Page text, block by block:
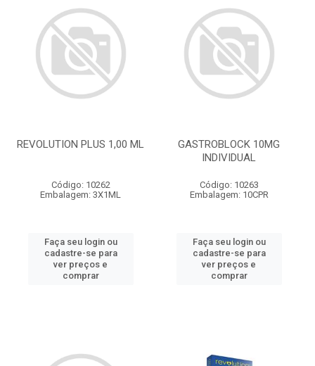
REVOLUTION PLUS 1,00 ML
Código: 10262
Embalagem: 3X1ML
Faça seu login ou
cadastre-se para
ver preços e
comprar
GASTROBLOCK 10MG
INDIVIDUAL
Código: 10263
Embalagem: 10CPR
Faça seu login ou
cadastre-se para
ver preços e
comprar